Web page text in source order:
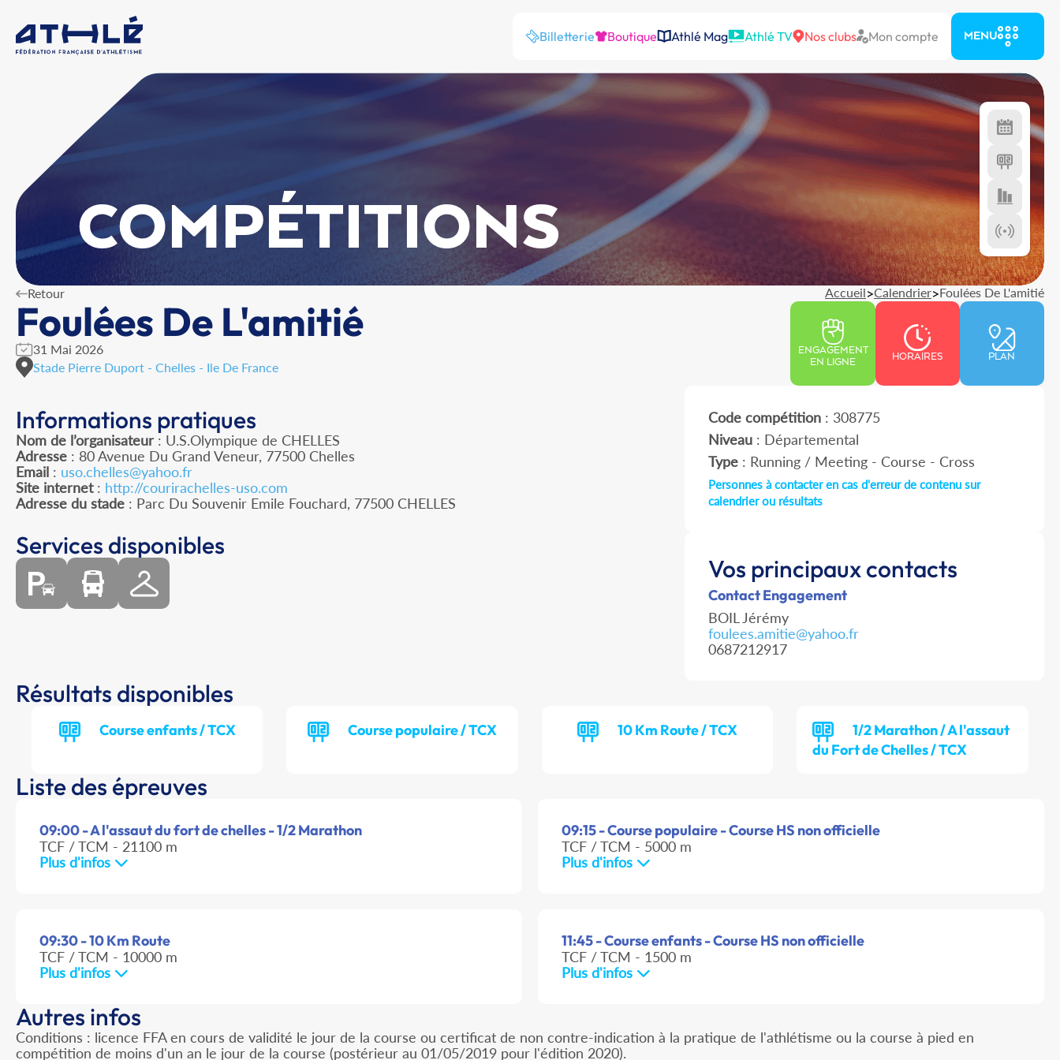
Billetterie Boutique Athlé Mag Athlé TV Nos clubs Mon compte MENU
COMPÉTITIONS
Retour Accueil>Calendrier>Foulées De L'amitié
Foulées De L'amitié
31 Mai 2026
Stade Pierre Duport - Chelles - Ile De France
ENGAGEMENT
EN LIGNE
HORAIRES PLAN
Informations pratiques
Nom de l’organisateur : U.S.Olympique de CHELLES
Adresse : 80 Avenue Du Grand Veneur, 77500 Chelles
Email : uso.chelles@yahoo.fr
Site internet: http://courirachelles-uso.com
Adresse du stade : Parc Du Souvenir Emile Fouchard, 77500 CHELLES
Code compétition: 308775
Niveau: Départemental
Type: Running / Meeting - Course - Cross
Personnes à contacter en cas d'erreur de contenu sur
calendrier ou résultats
Services disponibles
Vos principaux contacts
Contact Engagement
BOIL Jérémy
foulees.amitie@yahoo.fr
0687212917
Résultats disponibles
Course enfants / TCX Course populaire / TCX 10 Km Route / TCX
1/2 Marathon / A l'assaut
du Fort de Chelles / TCX
Liste des épreuves
09:00 - A l'assaut du fort de chelles - 1/2 Marathon
TCF / TCM - 21100 m
Plus d'infos
09:15 - Course populaire - Course HS non officielle
TCF / TCM - 5000 m
Plus d'infos
09:30 - 10 Km Route
TCF / TCM - 10000 m
Plus d'infos
11:45 - Course enfants - Course HS non officielle
TCF / TCM - 1500 m
Plus d'infos
Autres infos
Conditions : licence FFA en cours de validité le jour de la course ou certificat de non contre-indication à la pratique de l'athlétisme ou la course à pied en
compétition de moins d'un an le jour de la course (postérieur au 01/05/2019 pour l'édition 2020).